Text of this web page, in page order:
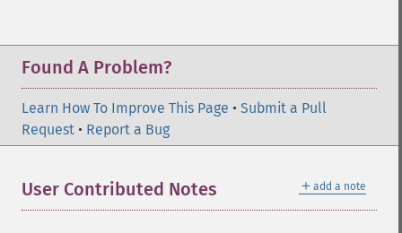
Found A Problem?
Learn How To Improve This Page • Submit a Pull
Request • Report a Bug
＋ add a note
User Contributed Notes